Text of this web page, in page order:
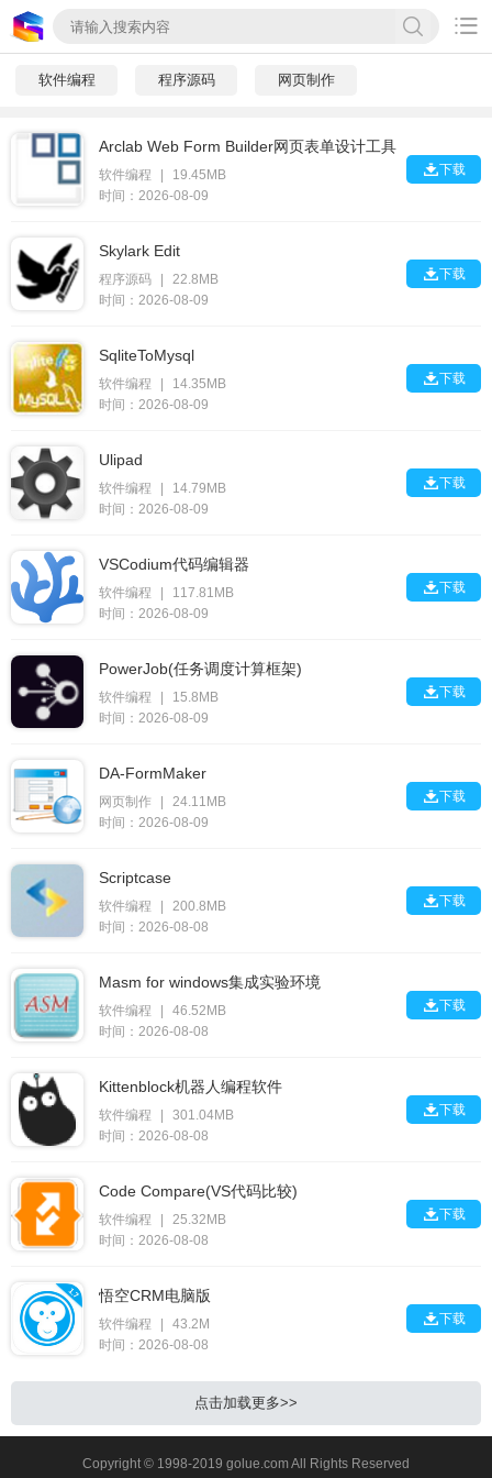

软件编程 程序源码 网页制作
Arclab Web Form Builder网页表单设计工具
软件编程
19.45MB
时间：2026-08-09
下载
Skylark Edit
程序源码
22.8MB
时间：2026-08-09
下载
SqliteToMysql
软件编程
14.35MB
时间：2026-08-09
下载
Ulipad
软件编程
14.79MB
时间：2026-08-09
下载
VSCodium代码编辑器
软件编程
117.81MB
时间：2026-08-09
下载
PowerJob(任务调度计算框架)
软件编程
15.8MB
时间：2026-08-09
下载
DA-FormMaker
网页制作
24.11MB
时间：2026-08-09
下载
Scriptcase
软件编程
200.8MB
时间：2026-08-08
下载
Masm for windows集成实验环境
软件编程
46.52MB
时间：2026-08-08
下载
Kittenblock机器人编程软件
软件编程
301.04MB
时间：2026-08-08
下载
Code Compare(VS代码比较)
软件编程
25.32MB
时间：2026-08-08
下载
悟空CRM电脑版
软件编程
43.2M
时间：2026-08-08
下载
点击加载更多>>
Copyright © 1998-2019 golue.com All Rights Reserved